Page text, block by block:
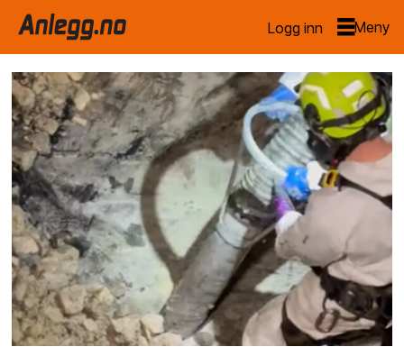
Logg inn